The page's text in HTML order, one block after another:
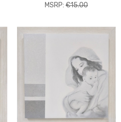
MSRP: €15.00